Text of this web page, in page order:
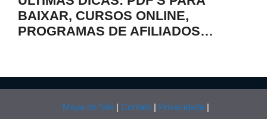
BAIXAR, CURSOS ONLINE,
PROGRAMAS DE AFILIADOS…
Mapa do Site | Contato | Privacidade |